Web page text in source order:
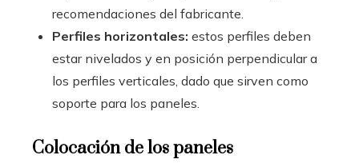
recomendaciones del fabricante.
Perfiles horizontales: estos perfiles deben
estar nivelados y en posición perpendicular a
los perfiles verticales, dado que sirven como
soporte para los paneles.
Colocación de los paneles